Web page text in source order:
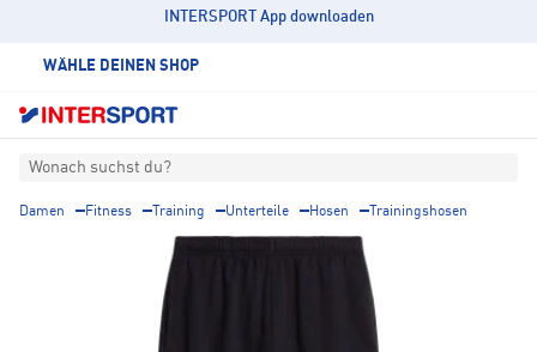
INTERSPORT App downloaden
WÄHLE DEINEN SHOP
Wonach suchst du?
Damen Fitness Training Unterteile Hosen Trainingshosen